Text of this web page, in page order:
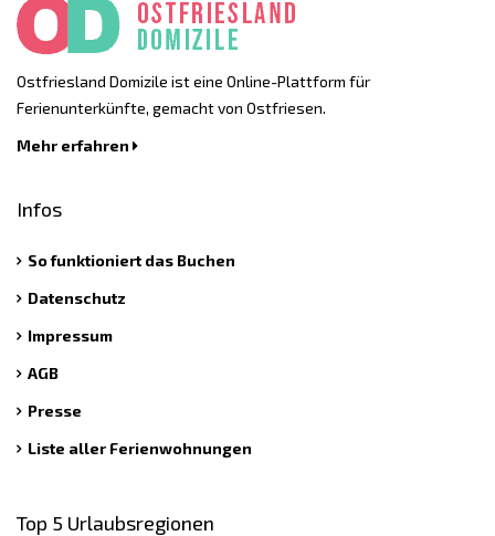
Ostfriesland Domizile ist eine Online-Plattform für
Ferienunterkünfte, gemacht von Ostfriesen.
Mehr erfahren
Infos
So funktioniert das Buchen
Datenschutz
Impressum
AGB
Presse
Liste aller Ferienwohnungen
Top 5 Urlaubsregionen